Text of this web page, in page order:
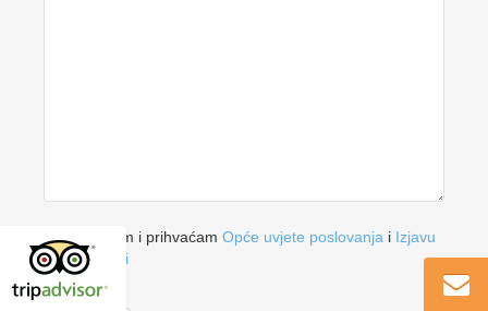
Pročitao sam i prihvaćam Opće uvjete poslovanja i Izjavu
o Privatnosti